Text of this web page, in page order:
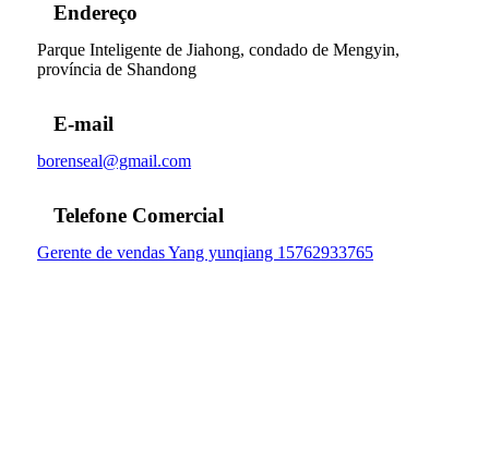
Endereço
Parque Inteligente de Jiahong, condado de Mengyin,
província de Shandong
E-mail
borenseal@gmail.com
Telefone Comercial
Gerente de vendas Yang yunqiang 15762933765